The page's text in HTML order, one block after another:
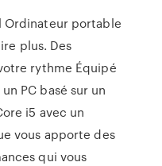
Ordinateur portable
plus. Des
rythme Équipé
PC basé sur un
i5 avec un
vous apporte des
qui vous